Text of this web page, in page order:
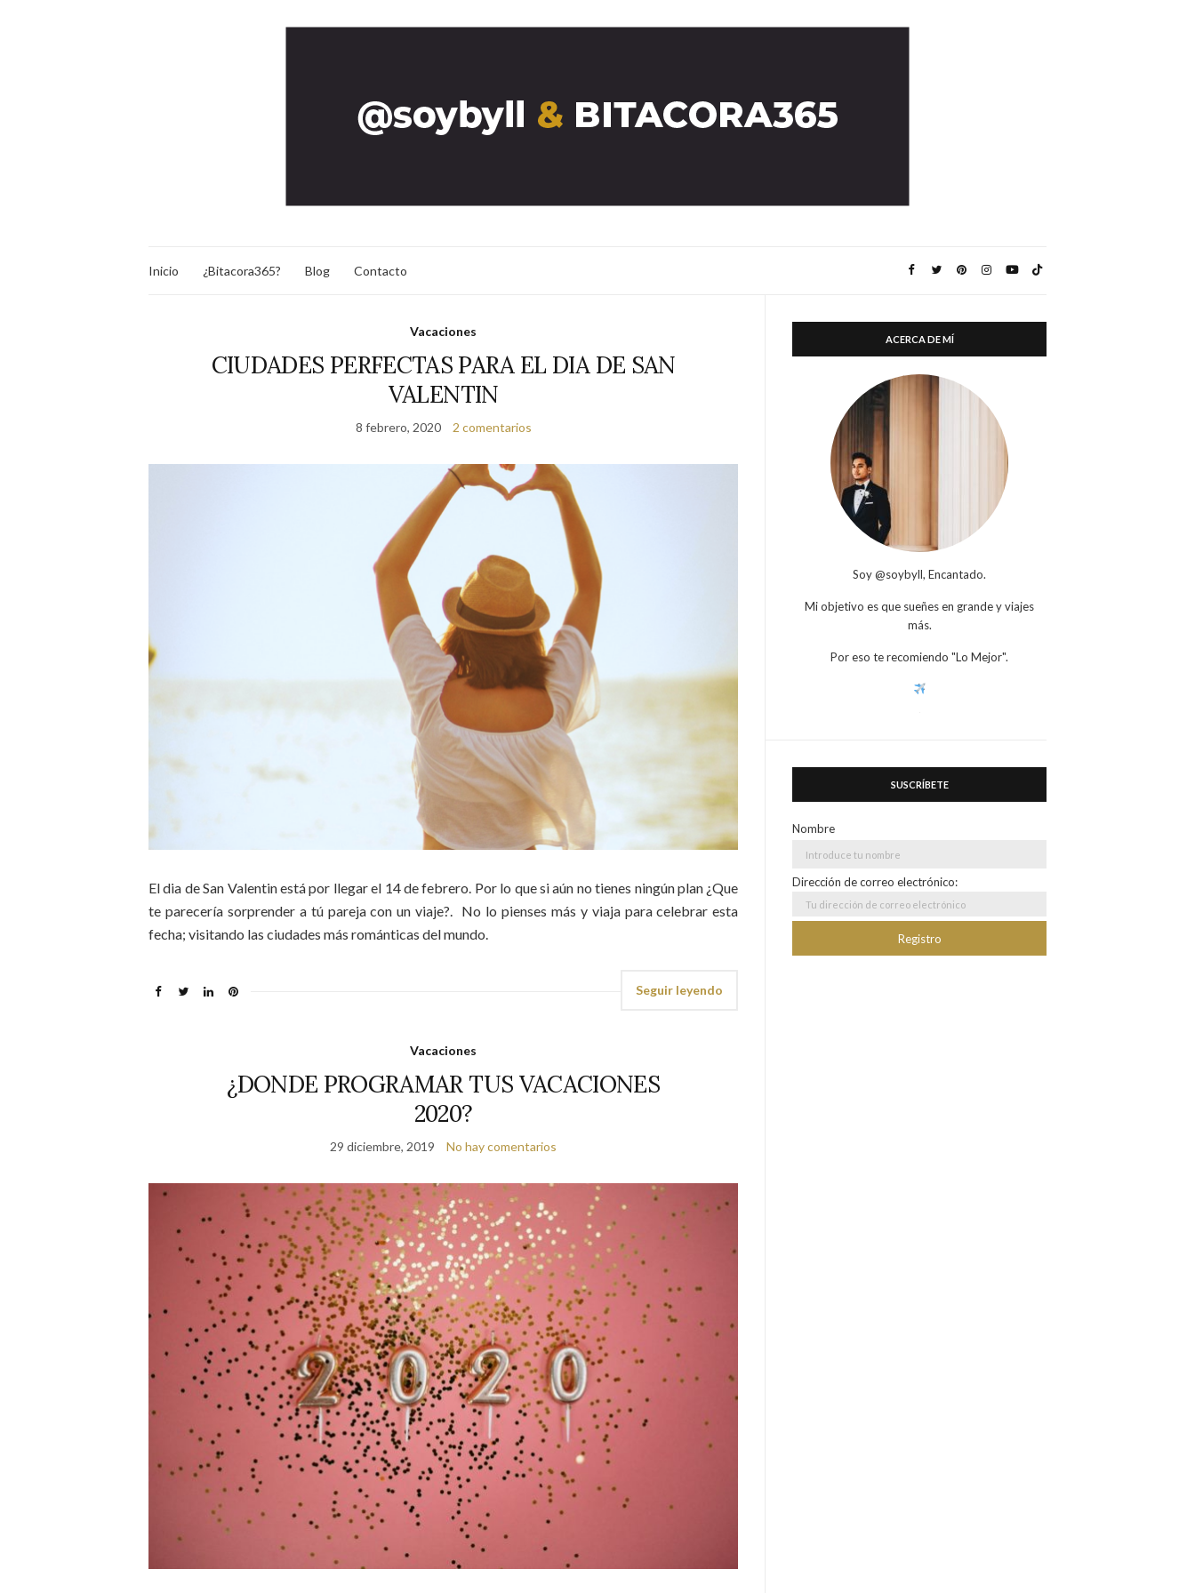
Inicio ¿Bitacora365? Blog Contacto
Vacaciones
CIUDADES PERFECTAS PARA EL DIA DE SAN
VALENTIN
8 febrero, 2020 2 comentarios
El dia de San Valentin está por llegar el 14 de febrero. Por lo que si aún no tienes ningún plan ¿Que
te parecería sorprender a tú pareja con un viaje?. No lo pienses más y viaja para celebrar esta
fecha; visitando las ciudades más románticas del mundo.
Seguir leyendo
Vacaciones
¿DONDE PROGRAMAR TUS VACACIONES
2020?
29 diciembre, 2019 No hay comentarios
ACERCA DE MÍ
Soy @soybyll, Encantado.
Mi objetivo es que sueñes en grande y viajes
más.
Por eso te recomiendo "Lo Mejor".
SUSCRÍBETE
Nombre
Dirección de correo electrónico: